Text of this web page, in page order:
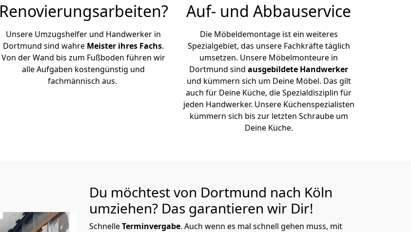
Renovierungsarbeiten?
Unsere Umzugshelfer und Handwerker in
Dortmund sind wahre Meister ihres Fachs.
Von der Wand bis zum Fußboden führen wir
alle Aufgaben kostengünstig und
fachmännisch aus.
Auf- und Abbauservice
Die Möbeldemontage ist ein weiteres
Spezialgebiet, das unsere Fachkräfte täglich
umsetzen. Unsere Möbelmonteure in
Dortmund sind ausgebildete Handwerker
und kümmern sich um Deine Möbel. Das gilt
auch für Deine Küche, die Spezialdisziplin für
jeden Handwerker. Unsere Küchenspezialisten
kümmern sich bis zur letzten Schraube um
Deine Küche.
Du möchtest von Dortmund nach Köln
umziehen? Das garantieren wir Dir!
SchnelleTerminvergabe. Auch wenn es mal schnell gehen muss, mit